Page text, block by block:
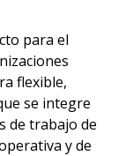
para el
flexible,
se integre
de trabajo de
y de